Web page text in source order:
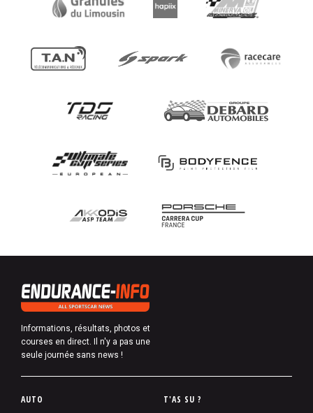
Informations, résultats, photos et
courses en direct. Il n'y a pas une
seule journée sans news !
P
AUTO T'AS SU ?